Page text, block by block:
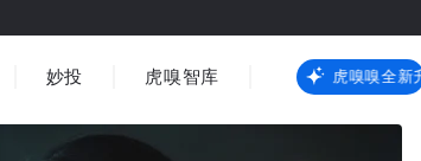
出海
国际热点
妙投 虎嗅智库 虎嗅嗅全新升级